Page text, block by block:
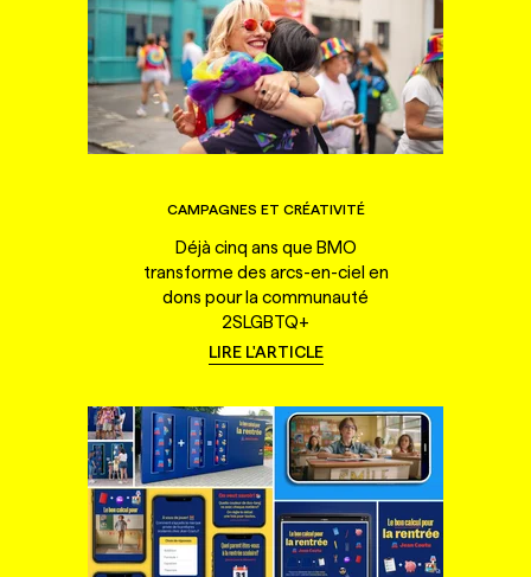
CAMPAGNES ET CRÉATIVITÉ
Déjà cinq ans que BMO
transforme des arcs-en-ciel en
dons pour la communauté
2SLGBTQ+
LIRE L'ARTICLE